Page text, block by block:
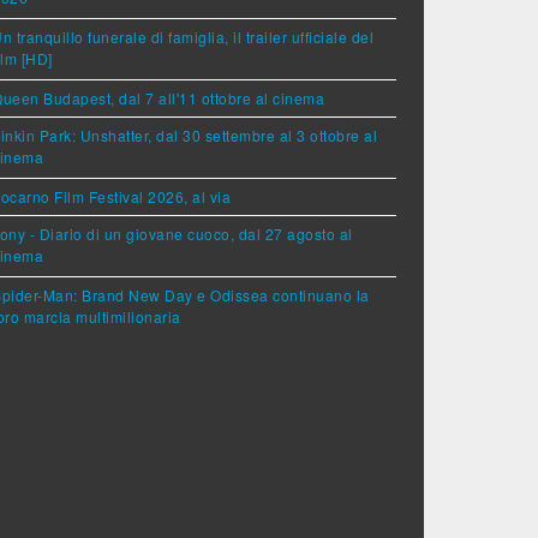
tranquillo funerale di famiglia, il trailer ufficiale del
[HD]
Budapest, dal 7 all'11 ottobre al cinema
Park: Unshatter, dal 30 settembre al 3 ottobre al
Film Festival 2026, al via
- Diario di un giovane cuoco, dal 27 agosto al
Man: Brand New Day e Odissea continuano la
marcia multimilionaria